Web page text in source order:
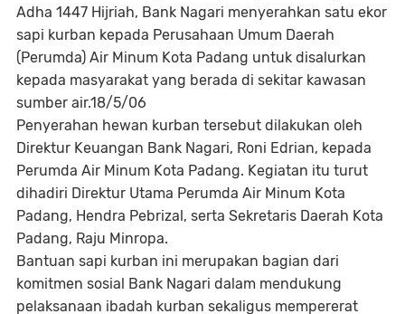
Adha 1447 Hijriah, Bank Nagari menyerahkan satu ekor
sapi kurban kepada Perusahaan Umum Daerah
(Perumda) Air Minum Kota Padang untuk disalurkan
kepada masyarakat yang berada di sekitar kawasan
sumber air.18/5/06
Penyerahan hewan kurban tersebut dilakukan oleh
Direktur Keuangan Bank Nagari, Roni Edrian, kepada
Perumda Air Minum Kota Padang. Kegiatan itu turut
dihadiri Direktur Utama Perumda Air Minum Kota
Padang, Hendra Pebrizal, serta Sekretaris Daerah Kota
Padang, Raju Minropa.
Bantuan sapi kurban ini merupakan bagian dari
komitmen sosial Bank Nagari dalam mendukung
pelaksanaan ibadah kurban sekaligus mempererat